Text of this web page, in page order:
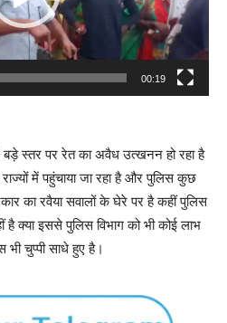
00:19
स्तर पर रेत का अवैध उत्खनन हो रहा है
में पहुंचाया जा रहा है और पुलिस कुछ
का रवैया सवालों के घेरे पर है कहीं पुलिस
है क्या इससे पुलिस विभाग को भी कोई लाभ
भी चुप्पी साधे हुए है।